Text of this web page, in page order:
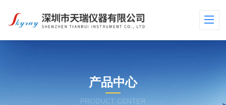
产品中心
PRODUCT CENTER